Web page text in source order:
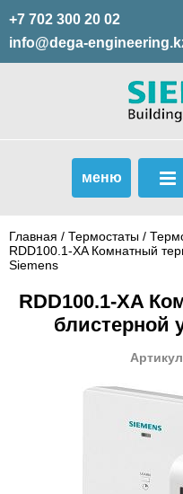
+7 702 300 20 02
info@dega-
меню
Главная / Термостаты /
RDD100.1-XA Комнатный
Siemens
RDD100.1-XA
блистерной